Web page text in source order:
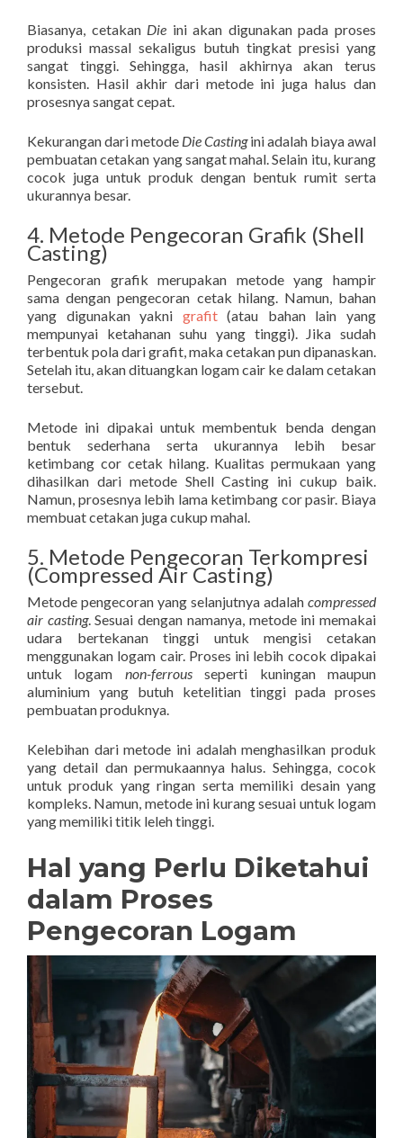
Biasanya, cetakan Die ini akan digunakan pada proses
produksi massal sekaligus butuh tingkat presisi yang
sangat tinggi. Sehingga, hasil akhirnya akan terus
konsisten. Hasil akhir dari metode ini juga halus dan
prosesnya sangat cepat.
Kekurangan dari metode Die Castingini adalah biaya awal
pembuatan cetakan yang sangat mahal. Selain itu, kurang
cocok juga untuk produk dengan bentuk rumit serta
ukurannya besar.
4. Metode Pengecoran Grafik (Shell
Casting)
Pengecoran grafik merupakan metode yang hampir
sama dengan pengecoran cetak hilang. Namun, bahan
yang digunakan yakni grafit(atau bahan lain yang
mempunyai ketahanan suhu yang tinggi). Jika sudah
terbentuk pola dari grafit, maka cetakan pun dipanaskan.
Setelah itu, akan dituangkan logam cair ke dalam cetakan
tersebut.
Metode ini dipakai untuk membentuk benda dengan
bentuk sederhana serta ukurannya lebih besar
ketimbang cor cetak hilang. Kualitas permukaan yang
dihasilkan dari metode Shell Casting ini cukup baik.
Namun, prosesnya lebih lama ketimbang cor pasir. Biaya
membuat cetakan juga cukup mahal.
5. Metode Pengecoran Terkompresi
(Compressed Air Casting)
Metode pengecoran yang selanjutnya adalah compressed
air casting. Sesuai dengan namanya, metode ini memakai
udara bertekanan tinggi untuk mengisi cetakan
menggunakan logam cair. Proses ini lebih cocok dipakai
untuk logam non-ferrousseperti kuningan maupun
aluminium yang butuh ketelitian tinggi pada proses
pembuatan produknya.
Kelebihan dari metode ini adalah menghasilkan produk
yang detail dan permukaannya halus. Sehingga, cocok
untuk produk yang ringan serta memiliki desain yang
kompleks. Namun, metode ini kurang sesuai untuk logam
yang memiliki titik leleh tinggi.
Hal yang Perlu Diketahui
dalam Proses
Pengecoran Logam